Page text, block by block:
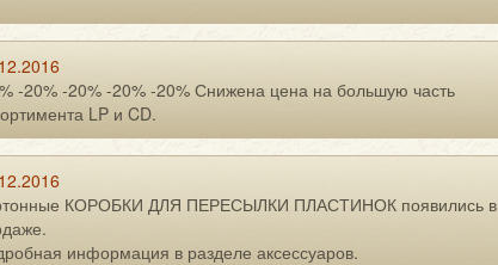
-20% -20% -20% -20% Снижена цена на большую часть
LP и CD.
КОРОБКИ ДЛЯ ПЕРЕСЫЛКИ ПЛАСТИНОК появились в
информация в разделе аксессуаров.